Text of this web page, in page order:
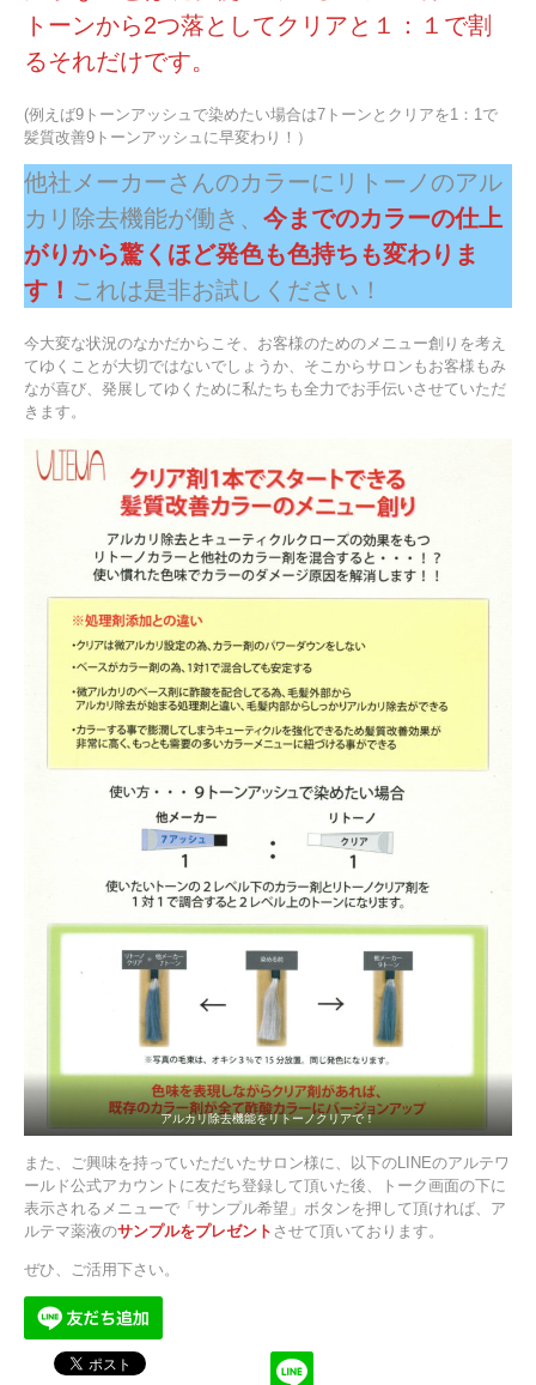
トーンから2つ落としてクリアと１：１で割
るそれだけです。
(例えば9トーンアッシュで染めたい場合は7トーンとクリアを1：1で
髪質改善9トーンアッシュに早変わり！）
他社メーカーさんのカラーにリトーノのアル
カリ除去機能が働き、 今までのカラーの仕上
がりから驚くほど発色も色持ちも変わりま
す！ これは是非お試しください！
今大変な状況のなかだからこそ、お客様のためのメニュー創りを考え
てゆくことが大切ではないでしょうか、そこからサロンもお客様もみ
なが喜び、発展してゆくために私たちも全力でお手伝いさせていただ
きます。
アルカリ除去機能をリトーノクリアで！
また、ご興味を持っていただいたサロン様に、以下のLINEのアルテワ
ールド公式アカウントに友だち登録して頂いた後、トーク画面の下に
表示されるメニューで「サンプル希望」ボタンを押して頂ければ、ア
ルテマ薬液のサンプルをプレゼント させて頂いております。
ぜひ、ご活用下さい。